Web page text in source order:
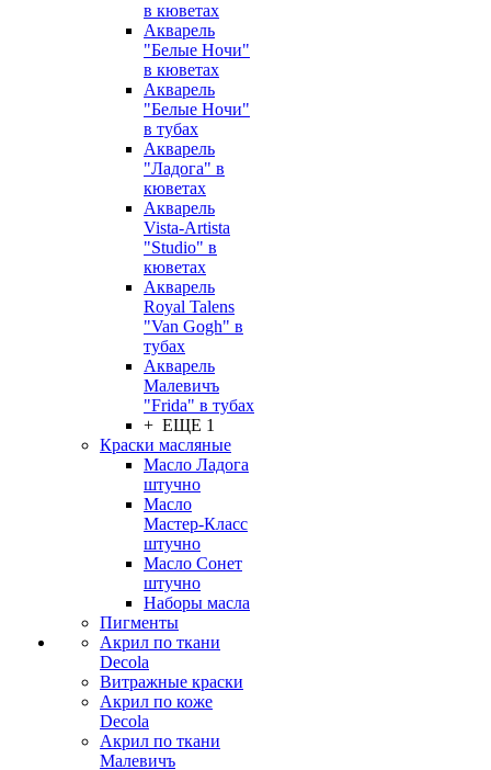
в кюветах
Акварель
"Белые Ночи"
в кюветах
Акварель
"Белые Ночи"
в тубах
Акварель
"Ладога" в
кюветах
Акварель
Vista-Artista
"Studio" в
кюветах
Акварель
Royal Talens
"Van Gogh" в
тубах
Акварель
Малевичъ
"Frida" в тубах
+ ЕЩЕ 1
Краски масляные
Масло Ладога
штучно
Масло
Мастер-Класс
штучно
Масло Сонет
штучно
Наборы масла
Пигменты
Акрил по ткани
Decola
Витражные краски
Акрил по коже
Decola
Акрил по ткани
Малевичъ